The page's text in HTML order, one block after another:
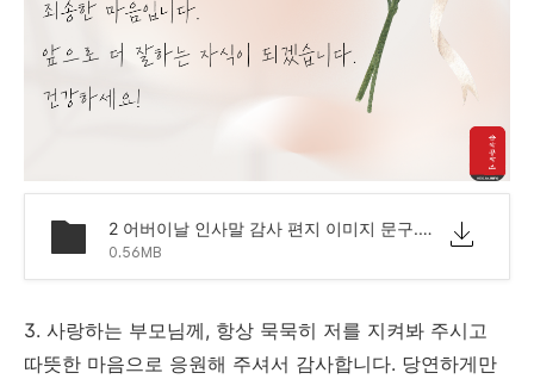
2 어버이날 인사말 감사 편지 이미지 문구.png
0.56MB
3. 사랑하는 부모님께, 항상 묵묵히 저를 지켜봐 주시고
따뜻한 마음으로 응원해 주셔서 감사합니다. 당연하게만